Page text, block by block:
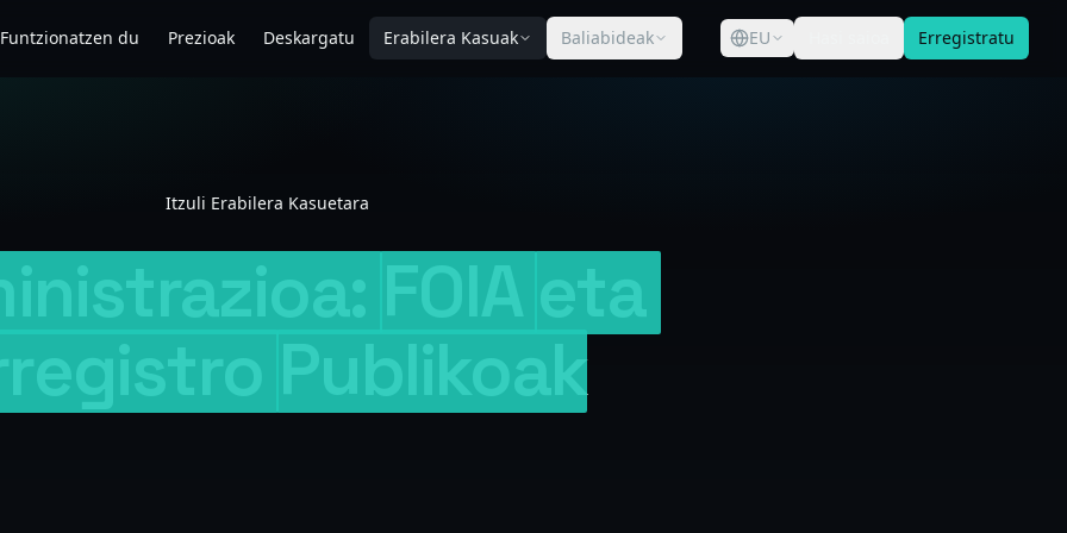
du Prezioak Deskargatu Erabilera Kasuak Baliabideak EU Erregistratu
Itzuli Erabilera Kasuetara